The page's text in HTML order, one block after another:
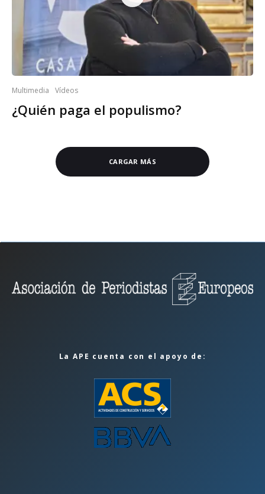
Multimedia Vídeos
¿Quién paga el populismo?
CARGAR MÁS
La APE cuenta con el apoyo de: